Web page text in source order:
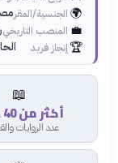
🌍 الجنسية/المقر
💼 المنصب التاريخي
🏆 إنجاز فريد
📖
أكثر من 40
عدد الروايات